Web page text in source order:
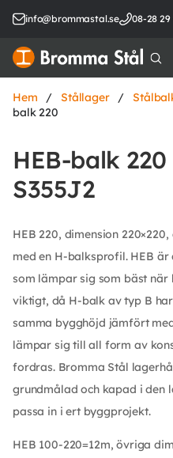
info@brommastal.se 08-28 29
Hem / Stållager /
balk 220
HEB-balk
S355J2
HEB 220, dimension
med en H-balksprofil. HEB
som lämpar sig som bäst
viktigt, då H-balk av typ B
samma bygghöjd jämfört
lämpar sig till all form av
fordras. Bromma Stål
grundmålad och kapad i den
passa in i ert byggprojekt.
HEB 100-220=12m, övriga